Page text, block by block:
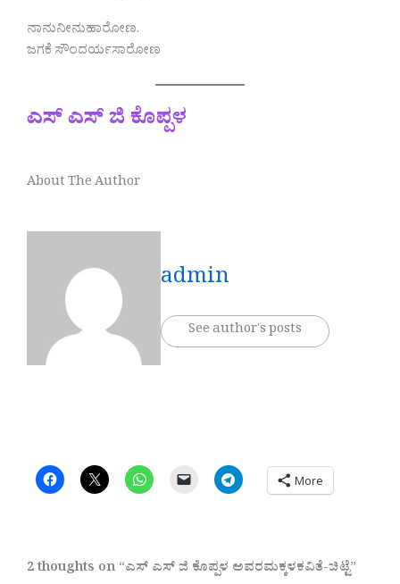
ನಾನುನೀನುಹಾರೋಣ.
ಜಗಕೆ ಸೌಂದರ್ಯಸಾರೋಣ
ಎಸ್ ಎಸ್ ಜಿ ಕೊಪ್ಪಳ
About The Author
admin
See author's posts
More
2 thoughts on “ಎಸ್ ಎಸ್ ಜಿ ಕೊಪ್ಪಳ ಅವರಮಕ್ಕಳಕವಿತೆ-ಚಿಟ್ಟೆ”